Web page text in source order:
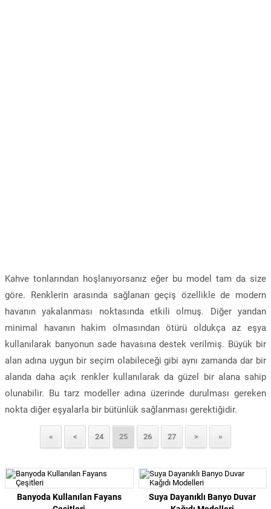
Kahve tonlarından hoşlanıyorsanız eğer bu model tam da size
göre. Renklerin arasında sağlanan geçiş özellikle de modern
havanın yakalanması noktasında etkili olmuş. Diğer yandan
minimal havanın hakim olmasından ötürü oldukça az eşya
kullanılarak banyonun sade havasına destek verilmiş. Büyük bir
alan adına uygun bir seçim olabileceği gibi aynı zamanda dar bir
alanda daha açık renkler kullanılarak da güzel bir alana sahip
olunabilir. Bu tarz modeller adına üzerinde durulması gereken
nokta diğer eşyalarla bir bütünlük sağlanması gerektiğidir.
« < 24 25 26 27 > »
Banyoda Kullanılan Fayans
Suya Dayanıklı Banyo Duvar